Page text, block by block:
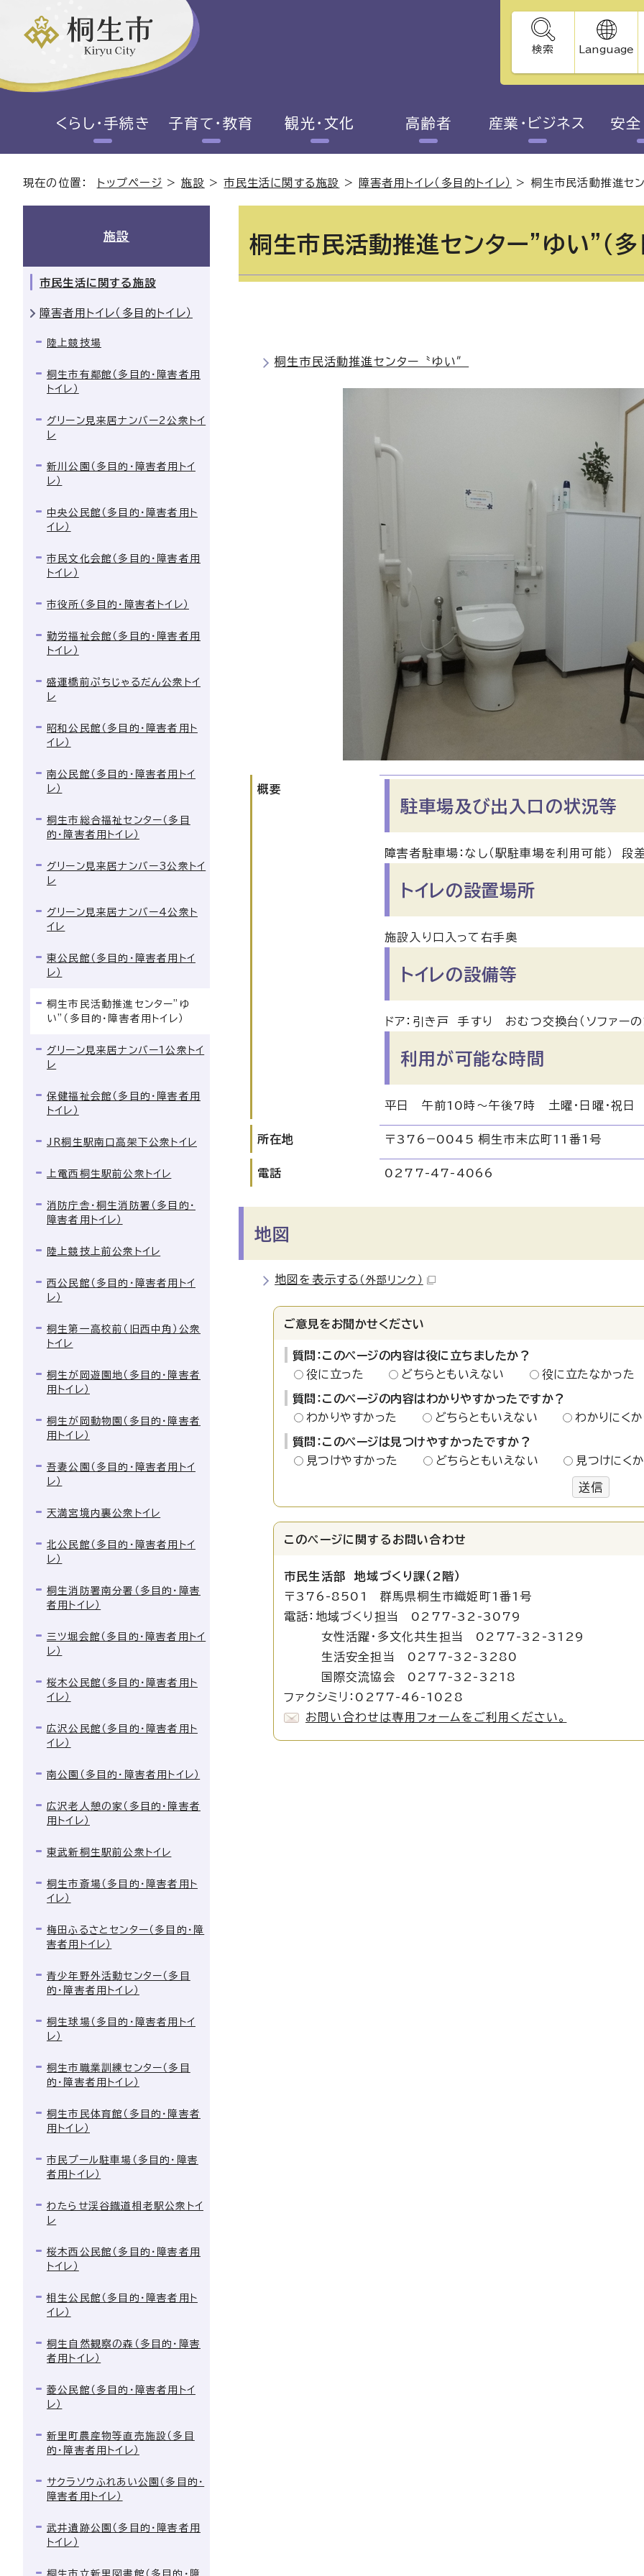
検索 Language
くらし・手続き 子育て・教育 観光・文化 高齢者 産業・ビジネス 安全
現在の位置： トップページ >施設 >市民生活に関する施設 > 障害者用トイレ（多目的トイレ） > 桐生市民活動推進セン
桐生市民活動推進センター”ゆい”（多
桐生市民活動推進センター〝ゆい″
概要
駐車場及び出入口の状況等
障害者駐車場：なし（駅駐車場を利用可能） 段
トイレの設置場所
施設入り口入って右手奥
トイレの設備等
ドア：引き戸 手すり おむつ交換台（ソファーの
利用が可能な時間
平日 午前10時～午後7時 土曜・日曜・祝
所在地 〒376−0045 桐生市末広町11番1号
電話 0277-47-4066
地図
地図を表示する （外部リンク）
ご意見をお聞かせください
質問：このページの内容は役に立ちましたか？
役に立った
どちらともいえない 役に立たなかった
質問：このページの内容はわかりやすかったですか？
わかりやすかった
どちらともいえない わかりにくか
質問：このページは見つけやすかったですか？
見つけやすかった
どちらともいえない 見つけにく
送信
このページに関する お問い合わせ
市民生活部 地域づくり課（2階）
〒376-8501 群馬県桐生市織姫町1番1号
電話：地域づくり担当 0277-32-3079
女性活躍・多文化共生担当 0277-32-3129
生活安全担当 0277-32-3280
国際交流協会 0277-32-3218
ファクシミリ：0277-46-1028
お問い合わせは専用フォームをご利用ください。
施設
市民生活に関する施設
障害者用トイレ（多目的トイレ）
陸上競技場
桐生市有鄰館（多目的・障害者用
トイレ）
グリーン見来居ナンバー2公衆トイ
レ
新川公園（多目的・障害者用トイ
レ）
中央公民館（多目的・障害者用ト
イレ）
市民文化会館（多目的・障害者用
トイレ）
市役所（多目的・障害者トイレ）
勤労福祉会館（多目的・障害者用
トイレ）
盛運橋前ぷちじゃるだん公衆トイ
レ
昭和公民館（多目的・障害者用ト
イレ）
南公民館（多目的・障害者用トイ
レ）
桐生市総合福祉センター（多目
的・障害者用トイレ）
グリーン見来居ナンバー3公衆トイ
レ
グリーン見来居ナンバー4公衆ト
イレ
東公民館（多目的・障害者用トイ
レ）
桐生市民活動推進センター”ゆ
い”（多目的・障害者用トイレ）
グリーン見来居ナンバー1公衆トイ
レ
保健福祉会館（多目的・障害者用
トイレ）
JR桐生駅南口高架下公衆トイレ
上電西桐生駅前公衆トイレ
消防庁舎・桐生消防署（多目的・
障害者用トイレ）
陸上競技上前公衆トイレ
西公民館（多目的・障害者用トイ
レ）
桐生第一高校前（旧西中角）公衆
トイレ
桐生が岡遊園地（多目的・障害者
用トイレ）
桐生が岡動物園（多目的・障害者
用トイレ）
吾妻公園（多目的・障害者用トイ
レ）
天満宮境内裏公衆トイレ
北公民館（多目的・障害者用トイ
レ）
桐生消防署南分署（多目的・障害
者用トイレ）
三ツ堀会館（多目的・障害者用トイ
レ）
桜木公民館（多目的・障害者用ト
イレ）
広沢公民館（多目的・障害者用ト
イレ）
南公園（多目的・障害者用トイレ）
広沢老人憩の家（多目的・障害者
用トイレ）
東武新桐生駅前公衆トイレ
桐生市斎場（多目的・障害者用ト
イレ）
梅田ふるさとセンター（多目的・障
害者用トイレ）
青少年野外活動センター（多目
的・障害者用トイレ）
桐生球場（多目的・障害者用トイ
レ）
桐生市職業訓練センター（多目
的・障害者用トイレ）
桐生市民体育館（多目的・障害者
用トイレ）
市民プール駐車場（多目的・障害
者用トイレ）
わたらせ渓谷鐡道相老駅公衆トイ
レ
桜木西公民館（多目的・障害者用
トイレ）
相生公民館（多目的・障害者用ト
イレ）
桐生自然観察の森（多目的・障害
者用トイレ）
菱公民館（多目的・障害者用トイ
レ）
新里町農産物等直売施設（多目
的・障害者用トイレ）
サクラソウふれあい公園（多目的・
障害者用トイレ）
武井遺跡公園（多目的・障害者用
トイレ）
桐生市立新里図書館（多目的・障